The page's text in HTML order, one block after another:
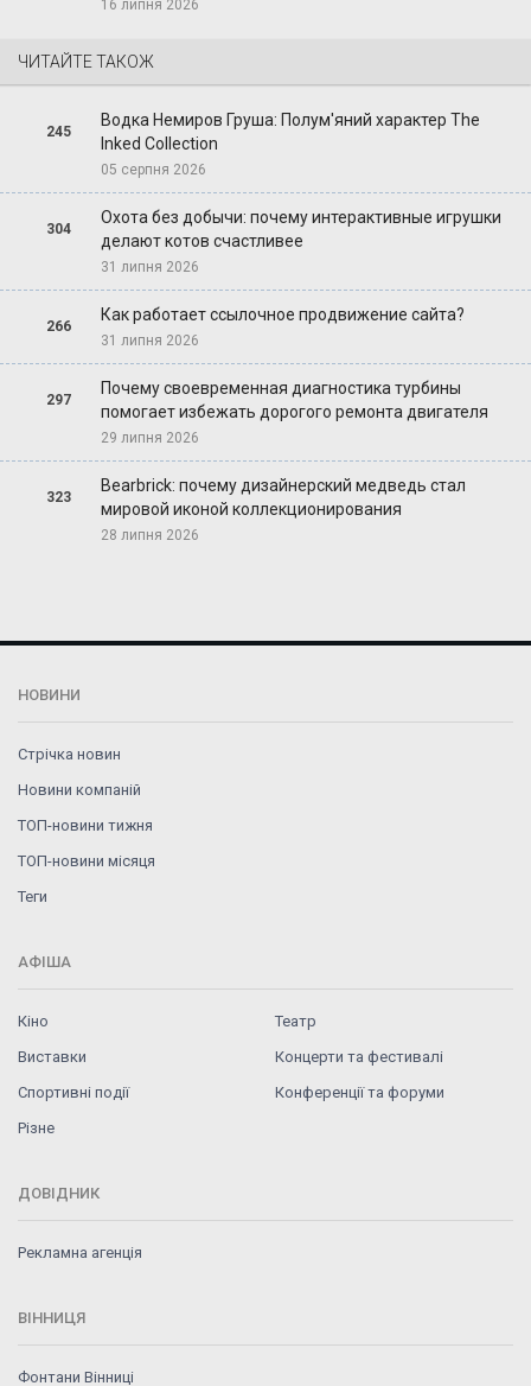
16 липня 2026
ЧИТАЙТЕ ТАКОЖ
245
Водка Немиров Груша: Полум'яний характер The
Inked Collection
05 серпня 2026
304
Охота без добычи: почему интерактивные игрушки
делают котов счастливее
31 липня 2026
266
Как работает ссылочное продвижение сайта?
31 липня 2026
297
Почему своевременная диагностика турбины
помогает избежать дорогого ремонта двигателя
29 липня 2026
323
Bearbrick: почему дизайнерский медведь стал
мировой иконой коллекционирования
28 липня 2026
НОВИНИ
Стрічка новин
Новини компаній
ТОП-новини тижня
ТОП-новини місяця
Теги
АФІША
Кіно
Театр
Виставки
Концерти та фестивалі
Спортивні події
Конференції та форуми
Різне
ДОВІДНИК
Рекламна агенція
ВІННИЦЯ
Фонтани Вінниці